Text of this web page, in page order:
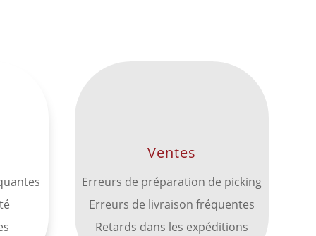
Ventes
Erreurs de préparation de picking
Erreurs de livraison fréquentes
Retards dans les expéditions